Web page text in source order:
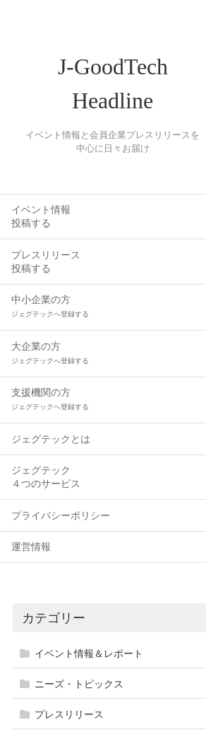
J-GoodTech
Headline
イベント情報と会員企業プレスリリースを
中心に日々お届け
イベント情報
投稿する
プレスリリース
投稿する
中小企業の方
ジェグテックへ登録する
大企業の方
ジェグテックへ登録する
支援機関の方
ジェグテックへ登録する
ジェグテックとは
ジェグテック
４つのサービス
プライバシーポリシー
運営情報
カテゴリー
イベント情報＆レポート
ニーズ・トピックス
プレスリリース